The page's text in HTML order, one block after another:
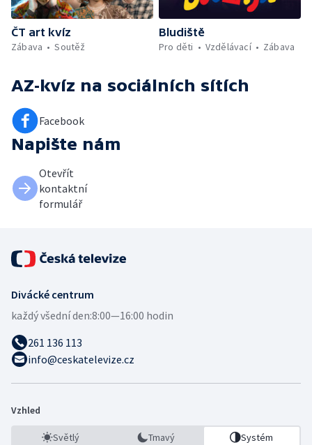
ČT art kvíz
Zábava
Soutěž
Bludiště
Pro děti
Vzdělávací Zábava
AZ-kvíz na sociálních sítích
Facebook
Napište nám
Otevřít
kontaktní
formulář
Divácké centrum
každý všední den:8:00—16:00 hodin
261 136 113
info@ceskatelevize.cz
Vzhled
Světlý Tmavý Systém